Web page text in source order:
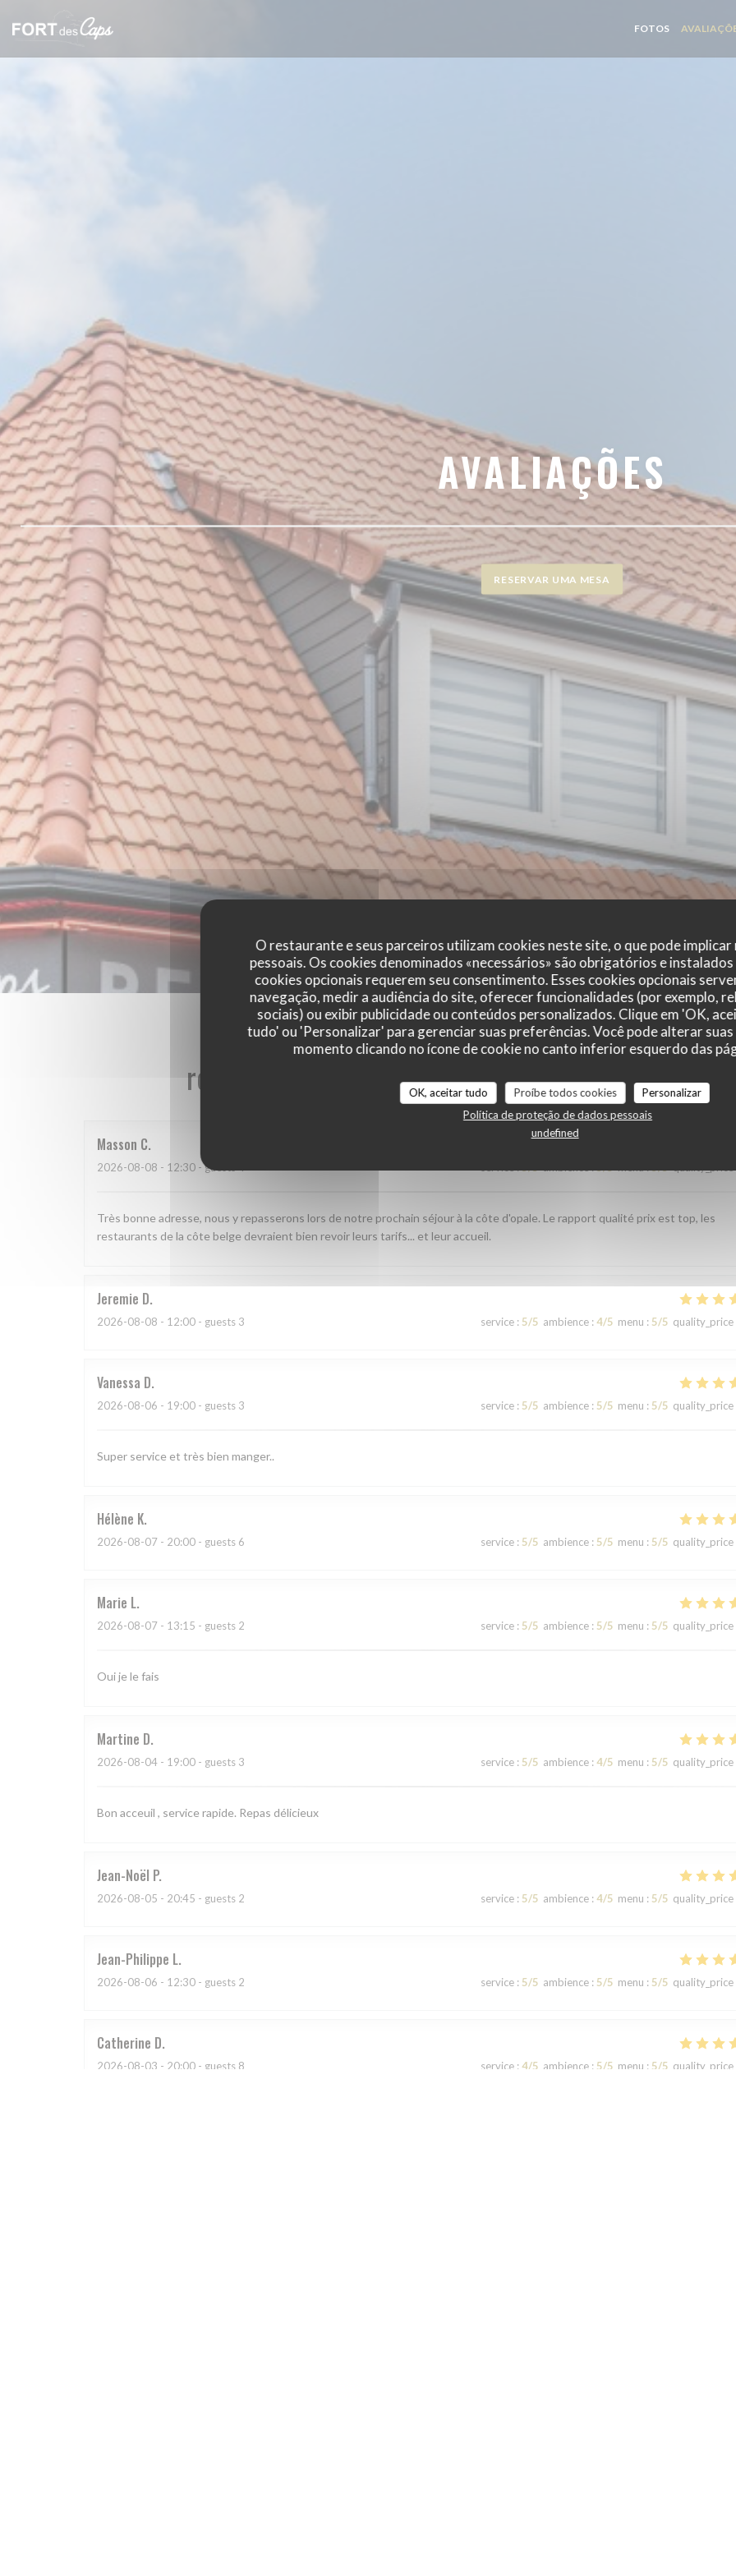
O restaurante e seus parceiros utilizam cookies neste site, o que pode implicar
pessoais. Os cookies denominados «necessários» são obrigatórios e
cookies opcionais requerem seu consentimento. Esses cookies opcionais
navegação, medir a audiência do site, oferecer funcionalidades (por exemplo,
sociais) ou exibir publicidade ou conteúdos personalizados. Clique em 'OK,
tudo' ou 'Personalizar' para gerenciar suas preferências. Você pode alterar
momento clicando no ícone de cookie no canto inferior esquerdo das
OK, aceitar tudo Proíbe todos cookies
Personalizar
Política de proteção de dados pessoais
undefined
FOTOS
AVALIAÇÕES
RESERVAR UMA MESA
reviews_from_our_clients_following_booking
Masson C
2026-08-08 - 12:30 - guests 4
Très bonne adresse, nous y repasserons lors de notre prochain séjour à la côte d'opale. Le rapport qualité prix est top, les
restaurants de la côte belge devraient bien revoir leurs tarifs... et leur accueil.
Jeremie D
2026-08-08 - 12:00 - guests 3 service : 5/5 ambience : 4/5 menu : 5/5 quality_price
Vanessa D
2026-08-06 - 19:00 - guests 3 service : 5/5 ambience : 5/5 menu : 5/5 quality_price
Super service et très bien manger..
Hélène K
2026-08-07 - 20:00 - guests 6 service : 5/5 ambience : 5/5 menu : 5/5 quality_price
Marie L
2026-08-07 - 13:15 - guests 2 service : 5/5 ambience : 5/5 menu : 5/5 quality_price
Oui je le fais
Martine D
2026-08-04 - 19:00 - guests 3 service : 5/5 ambience : 4/5 menu : 5/5 quality_price
Bon acceuil , service rapide. Repas délicieux
Jean-Noël P
2026-08-05 - 20:45 - guests 2 service : 5/5 ambience : 4/5 menu : 5/5 quality_price
Jean-Philippe L
2026-08-06 - 12:30 - guests 2 service : 5/5 ambience : 5/5 menu : 5/5 quality_price
Catherine D
2026-08-03 - 20:00 - guests 8 service : 4/5 ambience : 5/5 menu : 5/5 quality_price